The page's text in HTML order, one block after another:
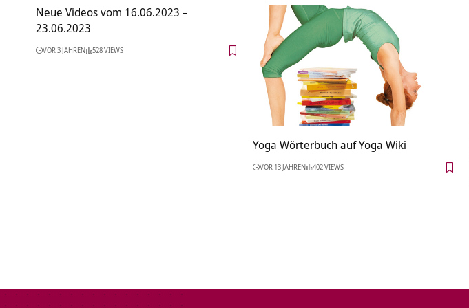
Neue Videos vom 16.06.2023 –
23.06.2023
VOR 3 JAHREN 528 VIEWS
Yoga Wörterbuch auf Yoga Wiki
VOR 13 JAHREN 402 VIEWS